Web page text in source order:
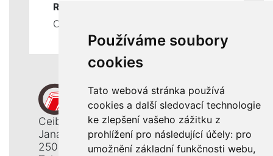
Používáme soubory
cookies
Tato webová stránka používá
cookies a další sledovací technologie
ke zlepšení vašeho zážitku z
prohlížení pro následující účely: pro
umožnění základní funkčnosti webu,
RYCHLÉ ODKAZY
Odstoupení od smlouvy
Ceiba, s. r. o.
Jana Opletala 1265
250 01 Brandýs n. L. - St. Boleslav